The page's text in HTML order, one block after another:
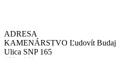
ADRESA
KAMENÁRSTVO Ľudovít Budaj
Ulica SNP 165